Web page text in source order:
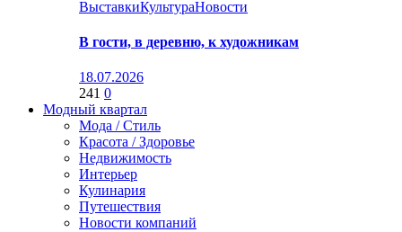
ВыставкиКультураНовости
В гости, в деревню, к художникам
18.07.2026
241 0
Модный квартал
Мода / Стиль
Красота / Здоровье
Недвижимость
Интерьер
Кулинария
Путешествия
Новости компаний